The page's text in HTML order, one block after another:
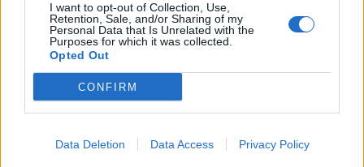
I want to opt-out of Collection, Use,
Retention, Sale, and/or Sharing of my
Personal Data that Is Unrelated with the
Purposes for which it was collected.
Opted Out
CONFIRM
Data Deletion Data Access Privacy Policy
«Τα έχω χάσει όλα»: Συντετριμμένος ο πατέρας και
σύζυγος των θυμάτων στο τροχαίο στις Σέρρες
Επίσκεψη του Δημάρχου του Δήμου Σαρωνικού στο
ΕΛ.ΚΕ.Θ.Ε. στην Ανάβυσσο